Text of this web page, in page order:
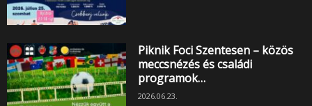
Piknik Foci Szentesen – közös
meccsnézés és családi
programok…
2026.06.23.